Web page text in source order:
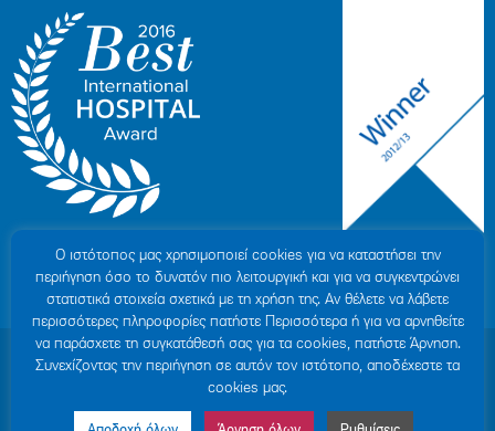
© 2007-2026 ΥΓΕΙΑ Μ.Α.Ε |
ΓΕΜΗ: 000279901000
Όροι Χρήσης
| Πολιτική Προστασίας Προσωπικών Δεδομένων
Δήλωση Απορρήτου
Ο ιστότοπoς μας χρησιμοποιεί cookies για να καταστήσει την
περιήγηση όσο το δυνατόν πιο λειτουργική και για να συγκεντρώνει
στατιστικά στοιχεία σχετικά με τη χρήση της. Αν θέλετε να λάβετε
περισσότερες πληροφορίες πατήστε Περισσότερα ή για να αρνηθείτε
να παράσχετε τη συγκατάθεσή σας για τα cookies, πατήστε Άρνηση.
Συνεχίζοντας την περιήγηση σε αυτόν τον ιστότοπο, αποδέχεστε τα
cookies μας.